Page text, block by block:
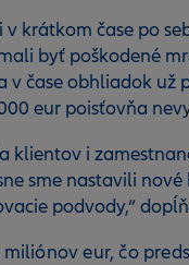
krátkom čase po
byť poškodené
čase obhliadok už
eur poisťovňa
i
sme nastavili
podvody,“
eur, čo